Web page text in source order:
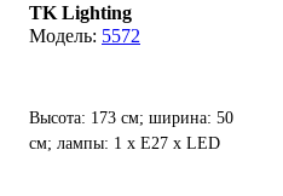
TK Lighting
5572
Высота: 173 см; ширина: 50
см; лампы: 1 х Е27 х LED